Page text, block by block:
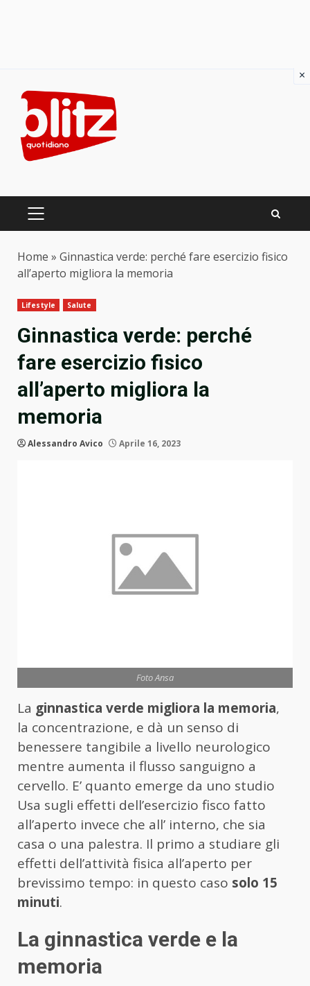
content
PRIMARY
Home » Ginnastica verde: perché fare esercizio fisico
all’aperto migliora la memoria
Lifestyle Salute
Ginnastica verde: perché
fare esercizio fisico
all’aperto migliora la
memoria
Alessandro Avico Aprile 16, 2023
Foto Ansa
La ginnastica verde migliora la memoria,
la concentrazione, e dà un senso di
benessere tangibile a livello neurologico
mentre aumenta il flusso sanguigno a
cervello. E’ quanto emerge da uno studio
Usa sugli effetti dell’esercizio fisco fatto
all’aperto invece che all’ interno, che sia
casa o una palestra. Il primo a studiare gli
effetti dell’attività fisica all’aperto per
brevissimo tempo: in questo caso solo 15
minuti.
La ginnastica verde e la
memoria
×